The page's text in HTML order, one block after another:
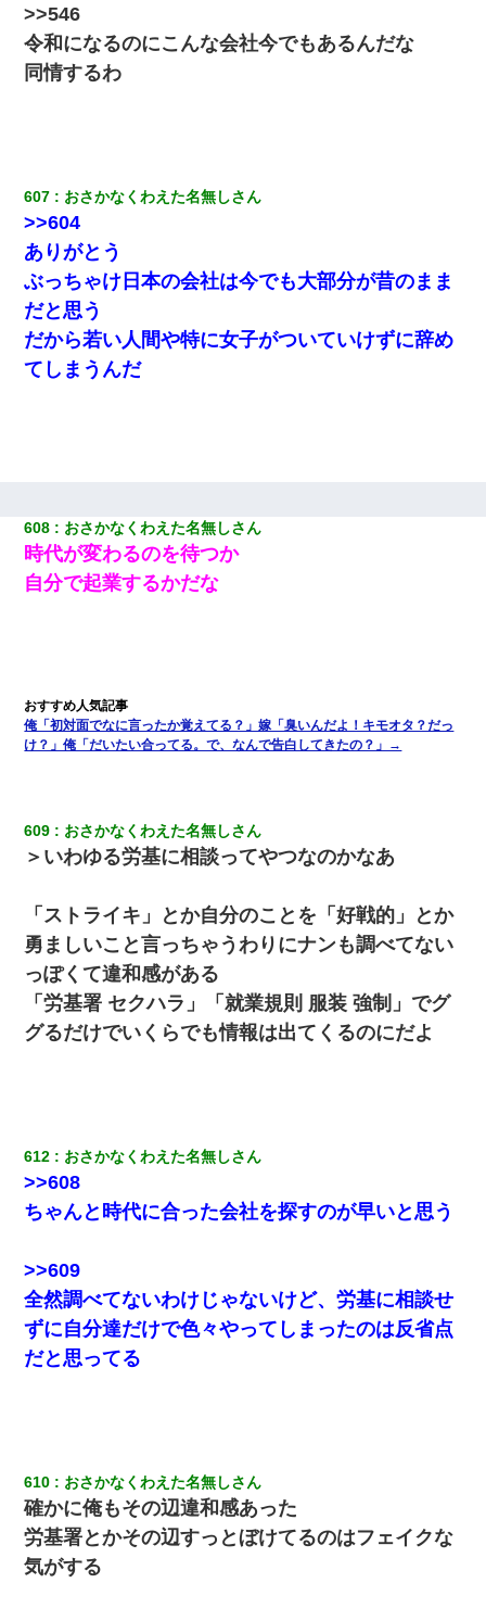
>>546
令和になるのにこんな会社今でもあるんだな
同情するわ
607 おさかなくわえた名無しさん
>>604
ありがとう
ぶっちゃけ日本の会社は今でも大部分が昔のまま
だと思う
だから若い人間や特に女子がついていけずに辞め
てしまうんだ
608 おさかなくわえた名無しさん
時代が変わるのを待つか
自分で起業するかだな
俺「初対面でなに言ったか覚えてる？」嫁「臭いんだよ！キモオタ？だっ
け？」俺「だいたい合ってる。で、なんで告白してきたの？」→
609 おさかなくわえた名無しさん
＞いわゆる労基に相談ってやつなのかなあ
「ストライキ」とか自分のことを「好戦的」とか
勇ましいこと言っちゃうわりにナンも調べてない
っぽくて違和感がある
「労基署 セクハラ」「就業規則 服装 強制」でグ
グるだけでいくらでも情報は出てくるのにだよ
612 おさかなくわえた名無しさん
>>608
ちゃんと時代に合った会社を探すのが早いと思う
>>609
全然調べてないわけじゃないけど、労基に相談せ
ずに自分達だけで色々やってしまったのは反省点
だと思ってる
610 おさかなくわえた名無しさん
確かに俺もその辺違和感あった
労基署とかその辺すっとぼけてるのはフェイクな
気がする